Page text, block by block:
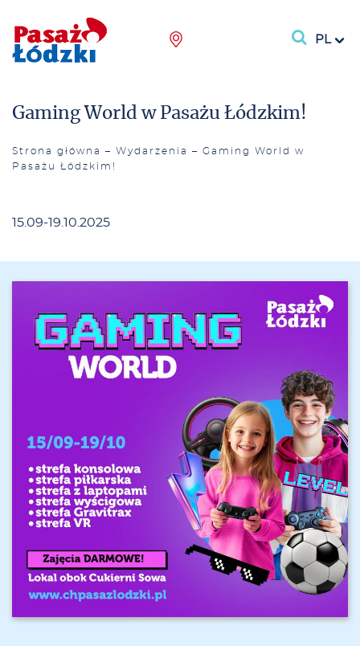
PL
Gaming World w Pasażu Łódzkim!
Strona główna – Wydarzenia – Gaming World w
Pasażu Łódzkim!
15.09-19.10.2025